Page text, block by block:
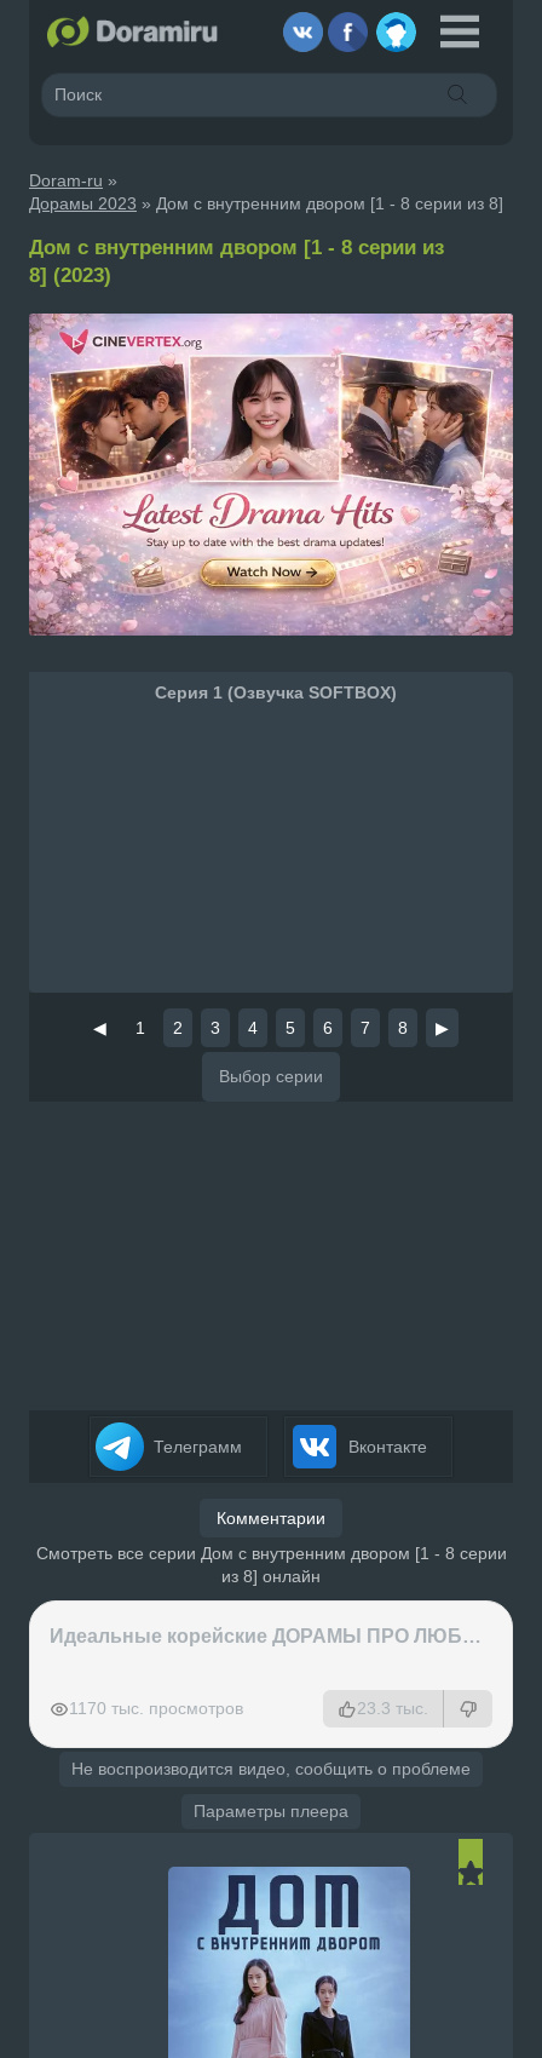
Doram-ru »
Дорамы 2023 » Дом с внутренним двором [1 - 8 серии из 8]
Дом с внутренним двором [1 - 8 серии из
8] (2023)
Серия 1 (Озвучка SOFTBOX)
◀ 1 2 3 4 5 6 7 8 ▶
Телеграмм Вконтакте
Комментарии
Смотреть все серии Дом с внутренним двором [1 - 8 серии
из 8] онлайн
Идеальные корейские ДОРАМЫ ПРО ЛЮБОВЬ на вечер
1170 тыс. просмотров 23.3 тыс.
Не воспроизводится видео, сообщить о проблеме
Параметры плеера